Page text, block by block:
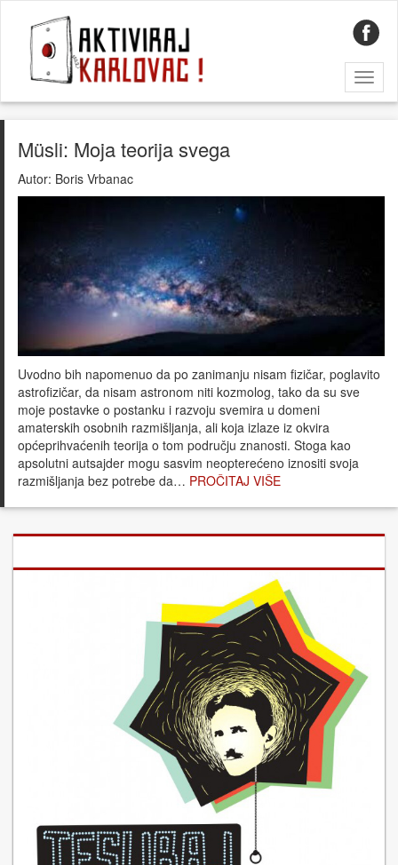
Müsli: Moja teorija svega
Autor: Boris Vrbanac
Uvodno bih napomenuo da po zanimanju nisam fizičar, poglavito
astrofizičar, da nisam astronom niti kozmolog, tako da su sve
moje postavke o postanku i razvoju svemira u domeni
amaterskih osobnih razmišljanja, ali koja izlaze iz okvira
općeprihvaćenih teorija o tom području znanosti. Stoga kao
apsolutni autsajder mogu sasvim neopterećeno iznositi svoja
razmišljanja bez potrebe da… PROČITAJ VIŠE